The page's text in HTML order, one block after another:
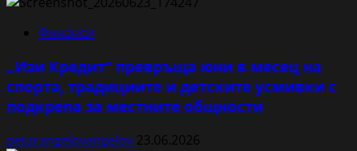
Финанси
„Изи Кредит“ превръща юни в месец на
спорта, традициите и детските усмивки с
подкрепа за местните общности
petarangelovangelov 23.06.2026